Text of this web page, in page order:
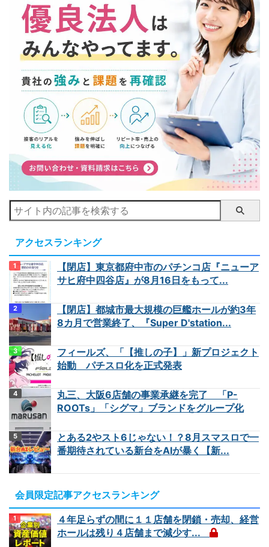
アクセスランキング
【閉店】東京都府中市のパチンコ店『ニューア
サヒ府中四谷店』が8月16日をもって...
【閉店】都城市最大規模の巨艦ホールが約3年
8カ月で営業終了、『Super D'station...
フィールズ、「【推しの子】」新プロジェクト
始動 パチスロ化を正式発表
丸三、大阪6店舗の事業承継を完了 「P-
ROOTs」「シグマ」ブランドをグループ化
とある2やスト6じゃない！？8月スマスロで一
番期待されている新台をAIが暴く【新...
会員限定記事アクセスランキング
４年足らずの間に１１店舗を閉鎖・売却、経営
ホールは残り４店舗まで減少す...